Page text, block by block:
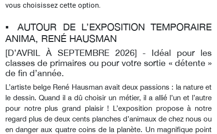
vous choisissez cette option.
▪︎ AUTOUR DE L’EXPOSITION TEMPORAIRE
ANIMA, RENÉ HAUSMAN
[D’AVRIL À SEPTEMBRE 2026] -
Idéal pour les
classes de primaires ou pour votre sortie « détente »
de fin d’année.
L’artiste belge René Hausman avait deux passions : la nature et
le dessin. Quand il a dû choisir un métier, il a allié l’un et l’autre
pour notre plus grand plaisir ! L’exposition propose à notre
regard plus de deux cents planches d’animaux de chez nous ou
en danger aux quatre coins de la planète. Un magnifique point